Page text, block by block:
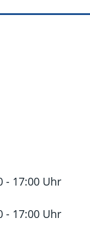
- 17:00 Uhr
- 17:00 Uhr